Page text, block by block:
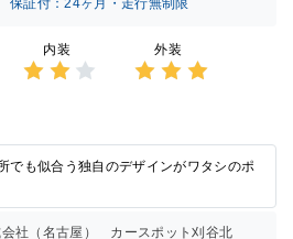
内装 外装
でも似合う独自のデザインがワタシのポ
会社（名古屋） カースポット刈谷北